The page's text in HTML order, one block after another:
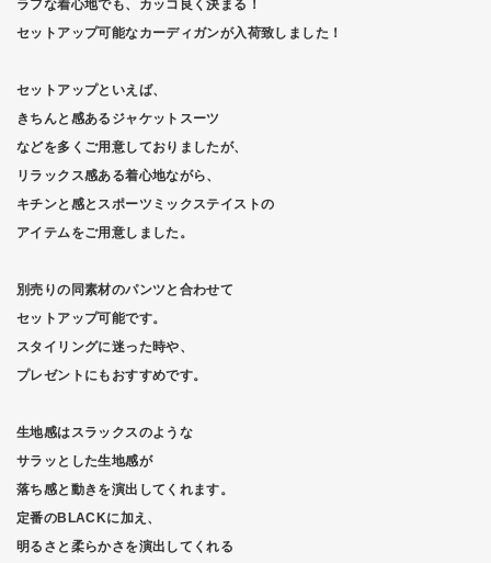
ラフな着心地でも、カッコ良く決まる！
セットアップ可能なカーディガンが入荷致しました！
セットアップといえば、
きちんと感あるジャケットスーツ
などを多くご用意しておりましたが、
リラックス感ある着心地ながら、
キチンと感とスポーツミックステイストの
アイテムをご用意しました。
別売りの同素材のパンツと合わせて
セットアップ可能です。
スタイリングに迷った時や、
プレゼントにもおすすめです。
生地感はスラックスのような
サラッとした生地感が
落ち感と動きを演出してくれます。
定番のBLACKに加え、
明るさと柔らかさを演出してくれる